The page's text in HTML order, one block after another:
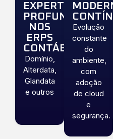
EXPERTISE
PROFUNDA
NOS
ERPS
CONTÁBEIS
Domínio,
Alterdata,
Glandata
e outros
Evolução
constante
do
ambiente,
com
adoção
de cloud
e
segurança.